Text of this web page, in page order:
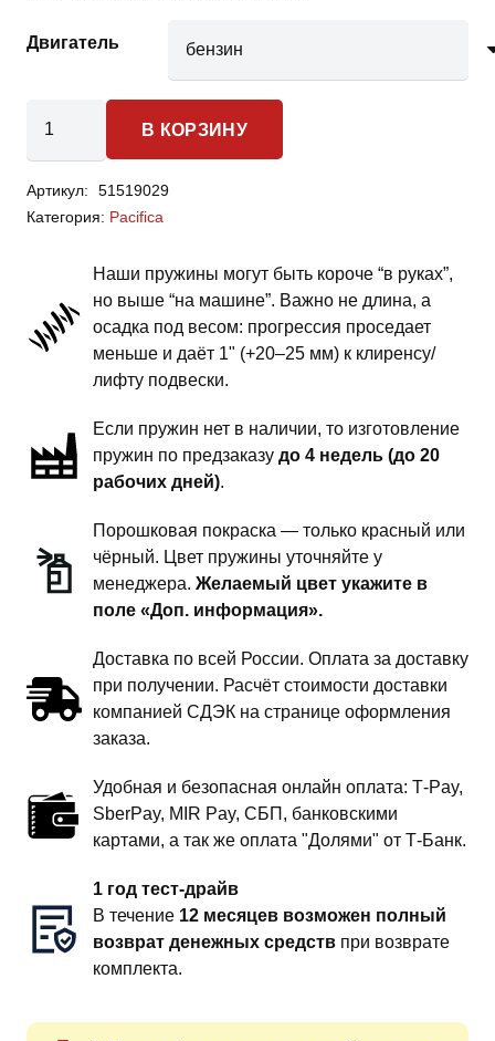
Двигатель
товара
Pacifica
-
передней
подвески
-
комфорт
В КОРЗИНУ
Артикул:
51519029
Категория: Pacifica
Наши пружины могут быть короче “в руках”,
но выше “на машине”. Важно не длина, а
осадка под весом: прогрессия проседает
меньше и даёт 1" (+20–25 мм) к клиренсу/
лифту подвески.
Если пружин нет в наличии, то изготовление
пружин по предзаказу до 4 недель (до 20
рабочих дней).
Порошковая покраска — только красный или
чёрный. Цвет пружины уточняйте у
менеджера. Желаемый цвет укажите в
поле «Доп. информация».
Доставка по всей России. Оплата за доставку
при получении. Расчёт стоимости доставки
компанией СДЭК на странице оформления
заказа.
Удобная и безопасная онлайн оплата: T‑Pay,
SberPay, MIR Pay, СБП, банковскими
картами, а так же оплата "Долями" от Т-Банк.
1 год тест-драйв
В течение 12 месяцев возможен полный
возврат денежных средств при возврате
комплекта.